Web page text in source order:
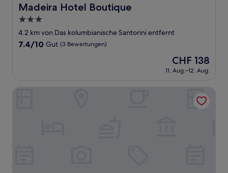
Madeira Hotel Boutique
Madeira Hotel Boutique
3.0-
Sterne-
Unterkunft
4.2 km von Das kolumbianische Santorini entfernt
7.4
Bewertungen)
7.4/10 Gut (3 Bewertungen)
Der
Preis
beträgt
CHF 138
11. Aug.–12. Aug.